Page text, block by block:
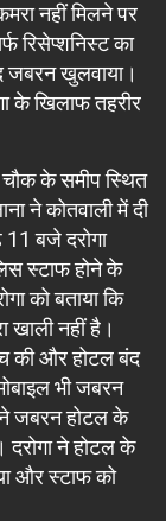
नहीं मिलने पर
रिसेप्शनिस्ट का
जबरन खुलवाया।
के खिलाफ तहरीर
चौक के समीप स्थित
ने कोतवाली में दी
11 बजे दरोगा
स्टाफ होने के
को बताया कि
खाली नहीं है।
की और होटल बंद
भी जबरन
ने जबरन होटल के
ने होटल के
और स्टाफ को